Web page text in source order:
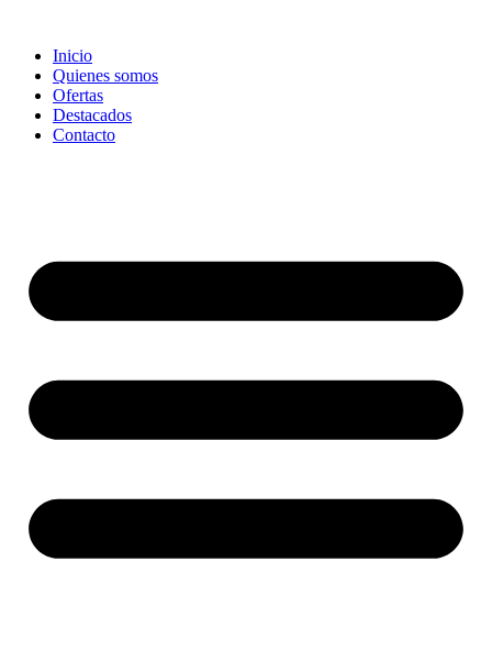
contenido
Inicio
Quienes somos
Ofertas
Destacados
Contacto